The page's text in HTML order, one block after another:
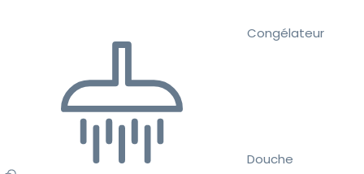
Congélateur
Douche